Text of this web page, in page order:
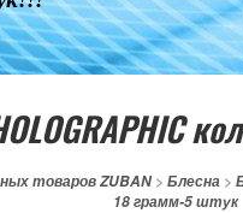
товаров ZUBAN>Блесна >
18 грамм-5 штук